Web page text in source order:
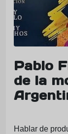
Pablo
de la
Hablar de